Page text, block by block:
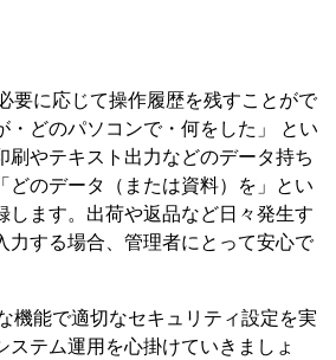
要に応じて操作履歴を残すことがで
・どのパソコンで・何をした」 とい
刷やテキスト出力などのデータ持ち
どのデータ（または資料）を」とい
します。出荷や返品など日々発生す
力する場合、管理者にとって安心で
機能で適切なセキュリティ設定を実
ステム運用を心掛けていきましょ